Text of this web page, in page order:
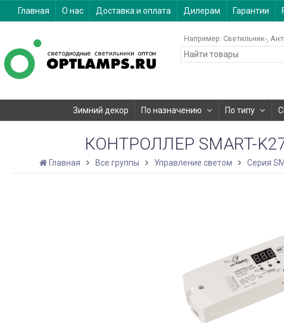
Главная О нас Доставка и оплата Дилерам Гарантии
Например: Светильник-
Зимний декор По назначению По типу
КОНТРОЛЛЕР SMART-
Главная Все группы Управление светом Серия